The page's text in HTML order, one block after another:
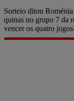
Sorteio ditou
quinas no grupo 7 da
vencer os quatro